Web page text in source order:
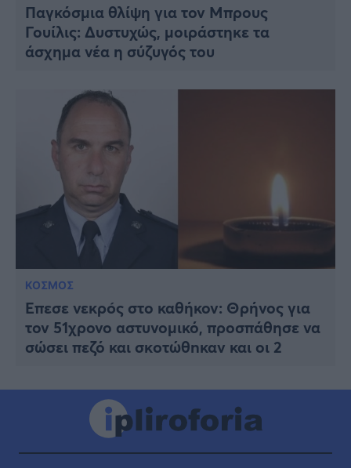
Παγκόσμια θλίψη για τον Μπρους
Γουίλις: Δυστυχώς, μοιράστηκε τα
άσχημα νέα η σύζυγός του
ΚΟΣΜΟΣ
Έπεσε νεκρóς στο καθήκον: Θρήνος για
τον 51χρονο αστυνομικό, προσπάθησε να
σώσει πεζό και σκoτώθnκαν και οι 2